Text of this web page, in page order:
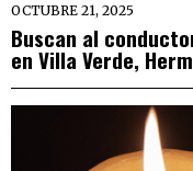
OCTUBRE 21, 2025
Buscan al
en Villa Verde,